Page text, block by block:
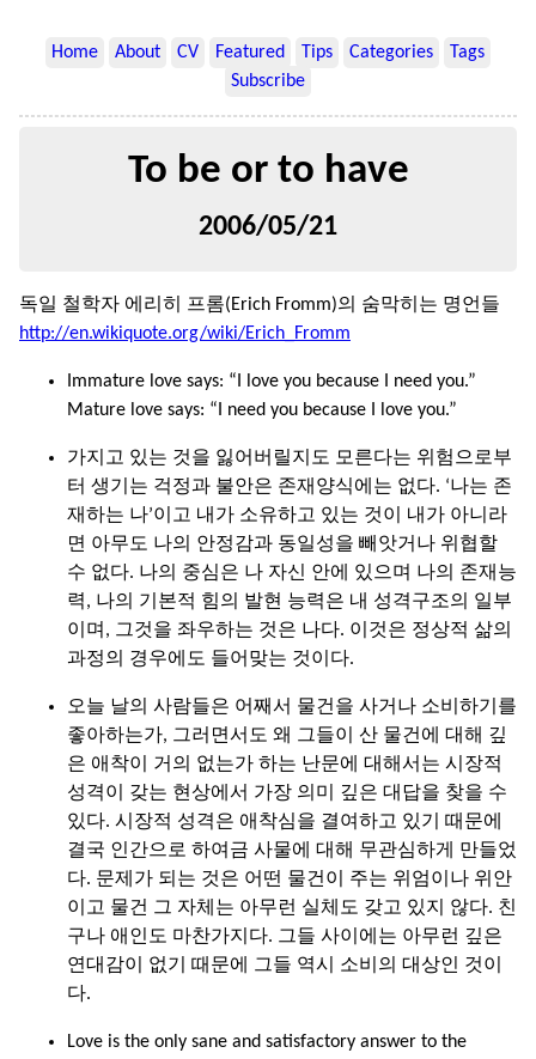
Home About CV Featured Tips Categories
Tags
Subscribe
To be or to have
2006/05/21
독일 철학자 에리히 프롬(Erich Fromm)의 숨막히는 명언들
http://en.wikiquote.org/wiki/Erich_Fromm
Immature love says: “I love you because I need you.”
Mature love says: “I need you because I love you.”
가지고 있는 것을 잃어버릴지도 모른다는 위험으로부
터 생기는 걱정과 불안은 존재양식에는 없다. ‘나는 존
재하는 나’이고 내가 소유하고 있는 것이 내가 아니라
면 아무도 나의 안정감과 동일성을 빼앗거나 위협할
수 없다. 나의 중심은 나 자신 안에 있으며 나의 존재능
력, 나의 기본적 힘의 발현 능력은 내 성격구조의 일부
이며, 그것을 좌우하는 것은 나다. 이것은 정상적 삶의
과정의 경우에도 들어맞는 것이다.
오늘 날의 사람들은 어째서 물건을 사거나 소비하기를
좋아하는가, 그러면서도 왜 그들이 산 물건에 대해 깊
은 애착이 거의 없는가 하는 난문에 대해서는 시장적
성격이 갖는 현상에서 가장 의미 깊은 대답을 찾을 수
있다. 시장적 성격은 애착심을 결여하고 있기 때문에
결국 인간으로 하여금 사물에 대해 무관심하게 만들었
다. 문제가 되는 것은 어떤 물건이 주는 위엄이나 위안
이고 물건 그 자체는 아무런 실체도 갖고 있지 않다. 친
구나 애인도 마찬가지다. 그들 사이에는 아무런 깊은
연대감이 없기 때문에 그들 역시 소비의 대상인 것이
다.
Love is the only sane and satisfactory answer to the